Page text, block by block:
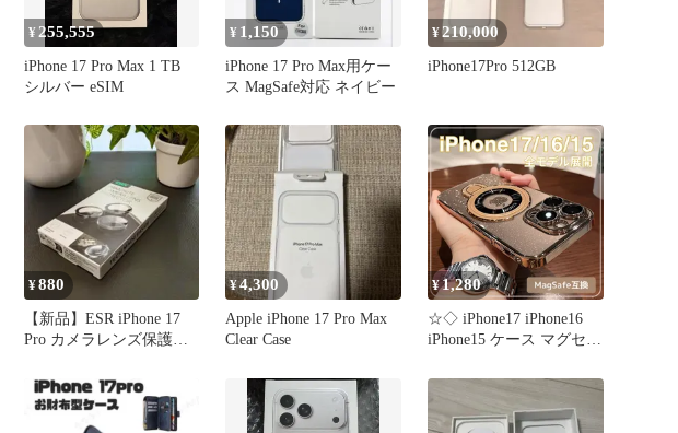
¥ 255,555
iPhone 17 Pro Max 1 TB
シルバー eSIM
¥ 1,150
iPhone 17 Pro Max用ケー
ス MagSafe対応 ネイビー
¥210,000
iPhone17Pro 512GB
¥880
【新品】ESR iPhone 17
Pro カメラレンズ保護フ
¥4,300
Apple iPhone 17 Pro Max
Clear Case
¥1,280
☆◇ iPhone17 iPhone16
iPhone15 ケース マグセー
17ProMax 17Pro 17Air
メ 金色 透明 クリア 耐衝